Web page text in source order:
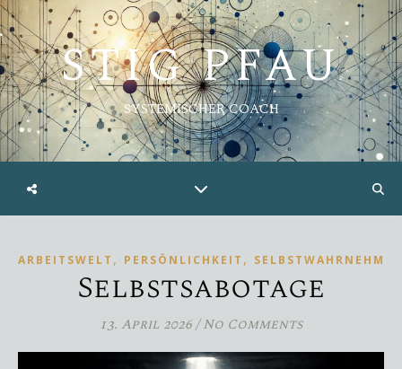
STIG PFAU
SYSTEMISCHER COACH
ARBEITSWELT , PERSÖNLICHKEIT ,
Selbstsabotage
13. April 2026/ No Comments